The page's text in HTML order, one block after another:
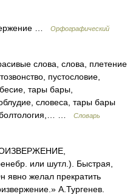
…
Орфографический
слова, слова, плетение
пустословие,
тары бары,
словеса, тары бары
болтология,… …
Словарь
или шутл.). Быстрая,
явно желал прекратить
А.Тургенев.